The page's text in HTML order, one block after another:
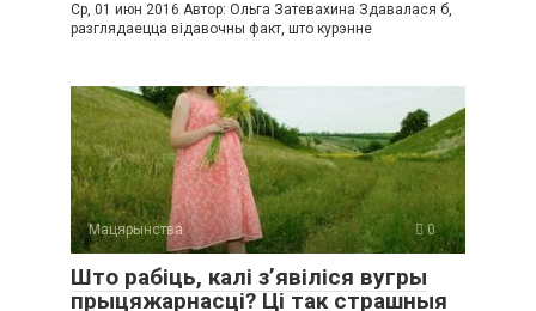
Ср, 01 июн 2016 Автор: Ольга Затевахина Здавалася б,
разглядаецца відавочны факт, што курэнне
Мацярынства 0
Што рабіць, калі з’явіліся вугры
прыцяжарнасці? Ці так страшныя